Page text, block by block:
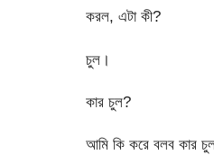
করল, এটা কী?
চুল।
কার চুল?
আমি কি করে বলব কার